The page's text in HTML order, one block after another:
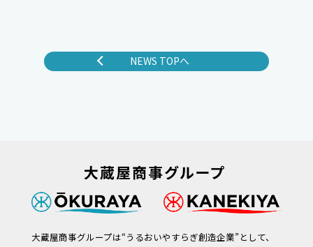
NEWS TOPへ
大蔵屋商事グループは“うるおいやすらぎ創造企業”として、